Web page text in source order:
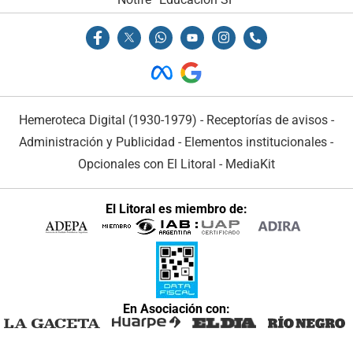
Hemeroteca Digital (1930-1979) - Receptorías de avisos -
Administración y Publicidad - Elementos institucionales -
Opcionales con El Litoral - MediaKit
El Litoral es miembro de:
En Asociación con: